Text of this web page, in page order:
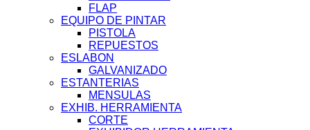
FLAP
EQUIPO DE PINTAR
PISTOLA
REPUESTOS
ESLABON
GALVANIZADO
ESTANTERIAS
MENSULAS
EXHIB. HERRAMIENTA
CORTE